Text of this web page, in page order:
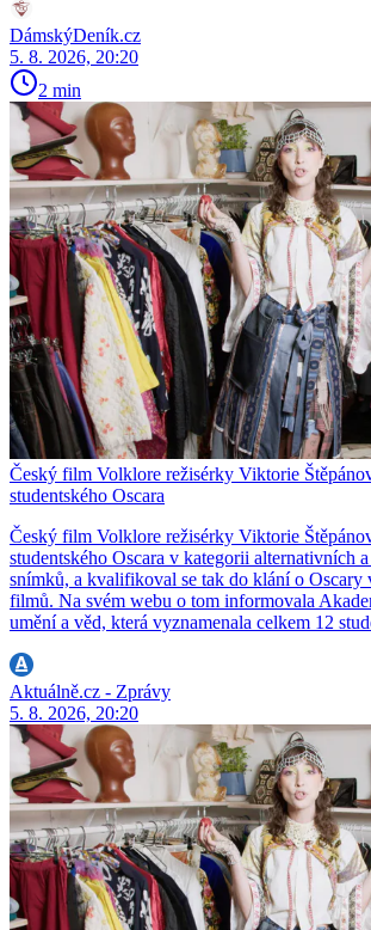
DámskýDeník.cz
5. 8. 2026, 20:20
2 min
Český film Volklore režisérky Viktorie
studentského Oscara
Český film Volklore režisérky Viktorie
studentského Oscara v kategorii alternativních
snímků, a kvalifikoval se tak do klání o Oscary
filmů. Na svém webu o tom informovala
umění a věd, která vyznamenala celkem 12
Aktuálně.cz - Zprávy
5. 8. 2026, 20:20